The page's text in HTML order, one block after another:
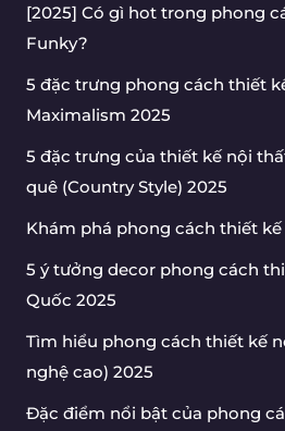
[2025] Có gì hot trong phong
Funky?
5 đặc trưng phong cách thiết
Maximalism 2025
5 đặc trưng của thiết kế nội
quê (Country Style) 2025
Khám phá phong cách thiết
5 ý tưởng decor phong cách
Quốc 2025
Tìm hiểu phong cách thiết kế
nghệ cao) 2025
Đặc điểm nổi bật của phong